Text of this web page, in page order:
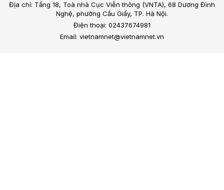
Địa chỉ: Tầng 18, Toà nhà Cục Viễn thông (VNTA), 68 Dương Đình
Nghệ, phường Cầu Giấy, TP. Hà Nội.
Điện thoại: 02437674981
Email: vietnamnet@vietnamnet.vn